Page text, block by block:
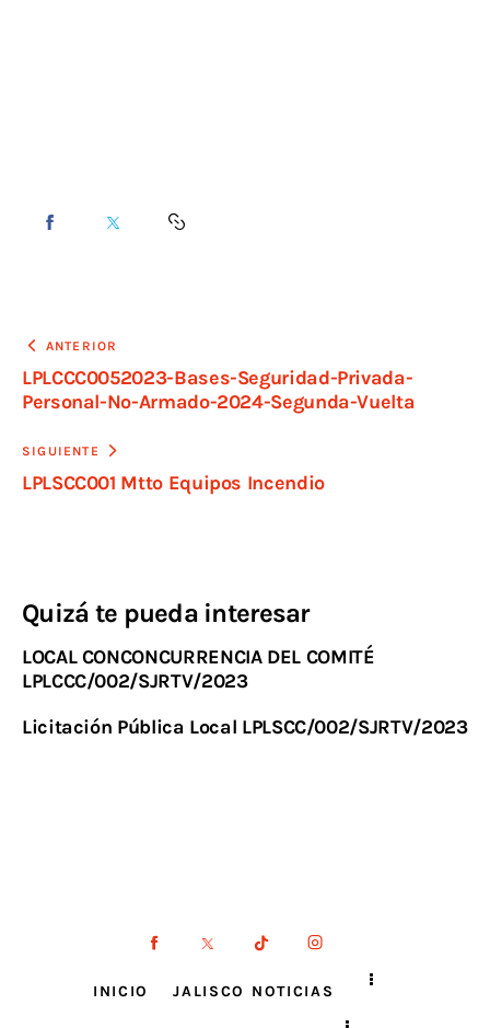
ANTERIOR
LPLCCC0052023-Bases-Seguridad-Privada-
Personal-No-Armado-2024-Segunda-Vuelta
SIGUIENTE
LPLSCC001 Mtto Equipos Incendio
Quizá te pueda interesar
LOCAL CONCONCURRENCIA DEL COMITÉ
LPLCCC/002/SJRTV/2023
Licitación Pública Local LPLSCC/002/SJRTV/2023
INICIO JALISCO NOTICIAS